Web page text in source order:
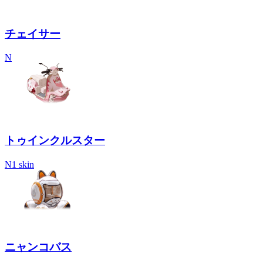
チェイサー
N
トゥインクルスター
N1 skin
ニャンコバス